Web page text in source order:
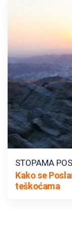
STOPAMA
Kako se
teškoćama